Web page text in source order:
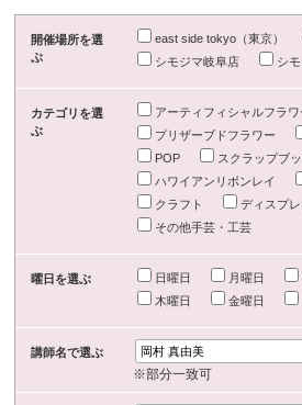
開催場所を選
ぶ
east side tokyo（東京）
シモジマ岐阜店
シ
カテゴリを選
ぶ
アーティフィシャルフラワ
プリザーブドフラワー
POP
スクラップブ
ハワイアンリボンレイ
クラフト
ディスプレ
その他手芸・工芸
曜日を選ぶ 日曜日 月曜日
木曜日
金曜日
講師名で選ぶ
※部分一致可